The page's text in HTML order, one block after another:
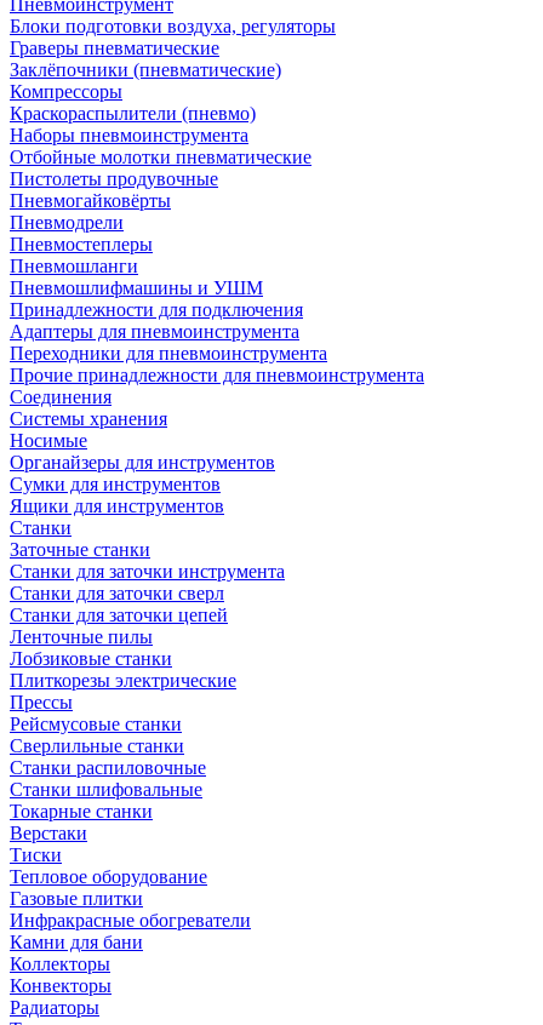
Пневмоинструмент
Блоки подготовки воздуха, регуляторы
Граверы пневматические
Заклёпочники (пневматические)
Компрессоры
Краскораспылители (пневмо)
Наборы пневмоинструмента
Отбойные молотки пневматические
Пистолеты продувочные
Пневмогайковёрты
Пневмодрели
Пневмостеплеры
Пневмошланги
Пневмошлифмашины и УШМ
Принадлежности для подключения
Адаптеры для пневмоинструмента
Переходники для пневмоинструмента
Прочие принадлежности для пневмоинструмента
Соединения
Системы хранения
Носимые
Органайзеры для инструментов
Сумки для инструментов
Ящики для инструментов
Станки
Заточные станки
Станки для заточки инструмента
Станки для заточки сверл
Станки для заточки цепей
Ленточные пилы
Лобзиковые станки
Плиткорезы электрические
Прессы
Рейсмусовые станки
Сверлильные станки
Станки распиловочные
Станки шлифовальные
Токарные станки
Верстаки
Тиски
Тепловое оборудование
Газовые плитки
Инфракрасные обогреватели
Камни для бани
Коллекторы
Конвекторы
Радиаторы